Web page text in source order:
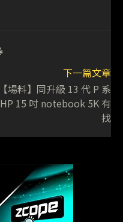
下一篇文章
【場料】同升級 13 代 P 系
HP 15 吋 notebook 5K 有
找